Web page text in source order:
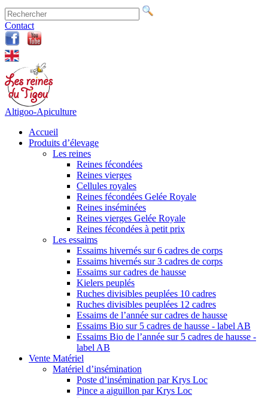
Contact
Altigoo-Apiculture
Accueil
Produits d’élevage
Les reines
Reines fécondées
Reines vierges
Cellules royales
Reines fécondées Gelée Royale
Reines inséminées
Reines vierges Gelée Royale
Reines fécondées à petit prix
Les essaims
Essaims hivernés sur 6 cadres de corps
Essaims hivernés sur 3 cadres de corps
Essaims sur cadres de hausse
Kielers peuplés
Ruches divisibles peuplées 10 cadres
Ruches divisibles peuplées 12 cadres
Essaims de l’année sur cadres de hausse
Essaims Bio sur 5 cadres de hausse - label AB
Essaims Bio de l’année sur 5 cadres de hausse -
label AB
Vente Matériel
Matériel d’insémination
Poste d’insémination par Krys Loc
Pince a aiguillon par Krys Loc